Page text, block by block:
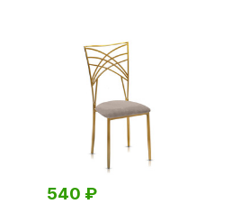
540 ₽